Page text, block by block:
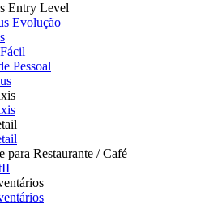
Entry Level
Evolução
Pessoal
para Restaurante / Café